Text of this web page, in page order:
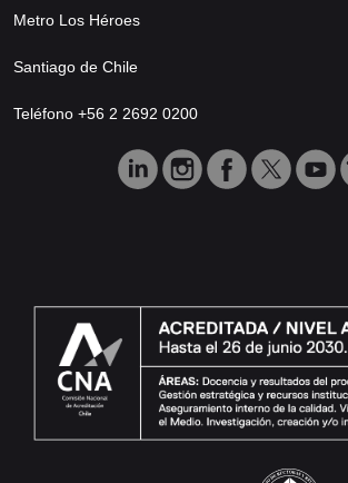
Metro Los Héroes
Santiago de Chile
Teléfono +56 2 2692 0200